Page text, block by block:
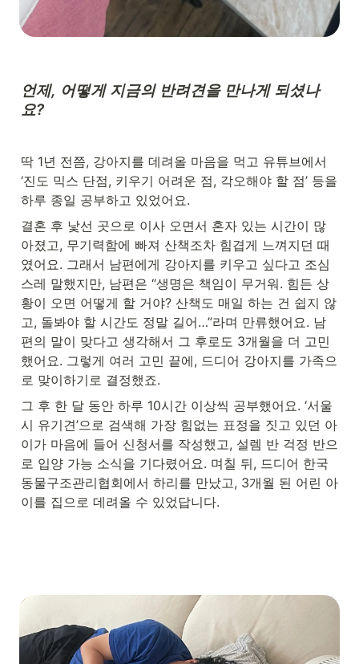
언제, 어떻게 지금의 반려견을 만나게 되셨나
요?
딱 1년 전쯤, 강아지를 데려올 마음을 먹고 유튜브에서
‘진도 믹스 단점, 키우기 어려운 점, 각오해야 할 점’ 등을
하루 종일 공부하고 있었어요.
결혼 후 낯선 곳으로 이사 오면서 혼자 있는 시간이 많
아졌고, 무기력함에 빠져 산책조차 힘겹게 느껴지던 때
였어요. 그래서 남편에게 강아지를 키우고 싶다고 조심
스레 말했지만, 남편은 “생명은 책임이 무거워. 힘든 상
황이 오면 어떻게 할 거야? 산책도 매일 하는 건 쉽지 않
고, 돌봐야 할 시간도 정말 길어…”라며 만류했어요. 남
편의 말이 맞다고 생각해서 그 후로도 3개월을 더 고민
했어요. 그렇게 여러 고민 끝에, 드디어 강아지를 가족으
로 맞이하기로 결정했죠.
그 후 한 달 동안 하루 10시간 이상씩 공부했어요. ‘서울
시 유기견’으로 검색해 가장 힘없는 표정을 짓고 있던 아
이가 마음에 들어 신청서를 작성했고, 설렘 반 걱정 반으
로 입양 가능 소식을 기다렸어요. 며칠 뒤, 드디어 한국
동물구조관리협회에서 하리를 만났고, 3개월 된 어린 아
이를 집으로 데려올 수 있었답니다.